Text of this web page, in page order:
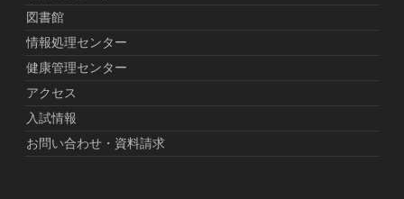
図書館
情報処理センター
健康管理センター
アクセス
入試情報
お問い合わせ・資料請求